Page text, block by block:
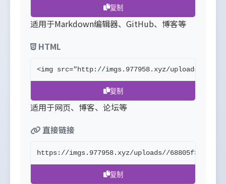
复制
适用于Markdown编辑器、GitHub、博客等
HTML
<img src="http://imgs.977958.xyz/uploads//
复制
适用于网页、博客、论坛等
直接链接
https://imgs.977958.xyz/uploads//
复制